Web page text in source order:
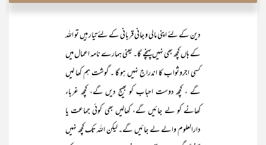
دین کے لئے اپنی مالی و جانی قربانی کے لئے تیار ہیں تو اللہ
کے ہاں کچھ بھی نہیں پہنچے گا۔ یعنی ہمارے نامہ اعمال میں
کسی اجروثواب کا اندراج نہیں ہو گا ۔ گوشت ہم کھا لیں
گے ، کچھ دوست احباب کو بھیج دیں گے، کچھ غرباء
کھانے کو لے جائیں گے، کھالیں بھی کوئی جماعت یا
دارالعلوم والے لے جائیں گے۔ لیکن اللہ تک کچھ نہیں